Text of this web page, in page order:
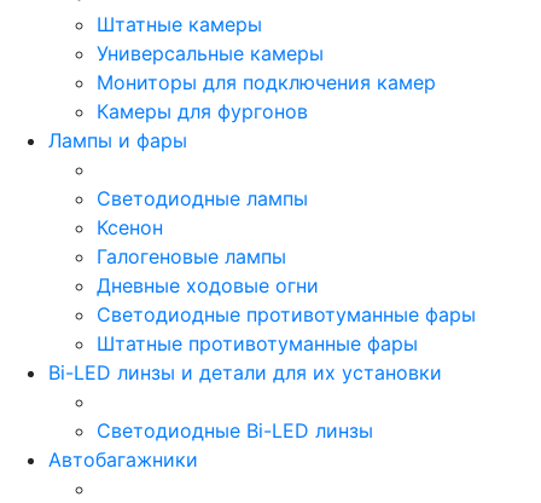
Штатные камеры
Универсальные камеры
Мониторы для подключения камер
Камеры для фургонов
Лампы и фары
Светодиодные лампы
Ксенон
Галогеновые лампы
Дневные ходовые огни
Светодиодные противотуманные фары
Штатные противотуманные фары
Bi-LED линзы и детали для их установки
Светодиодные Bi-LED линзы
Автобагажники